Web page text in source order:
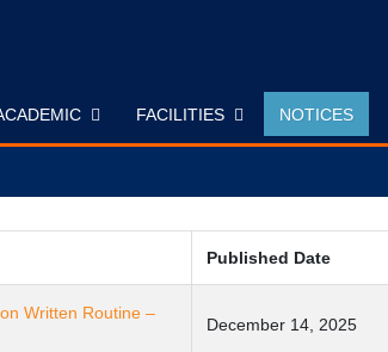
FACILITIES NOTICES
Published Date
Written Routine –
December 14, 2025